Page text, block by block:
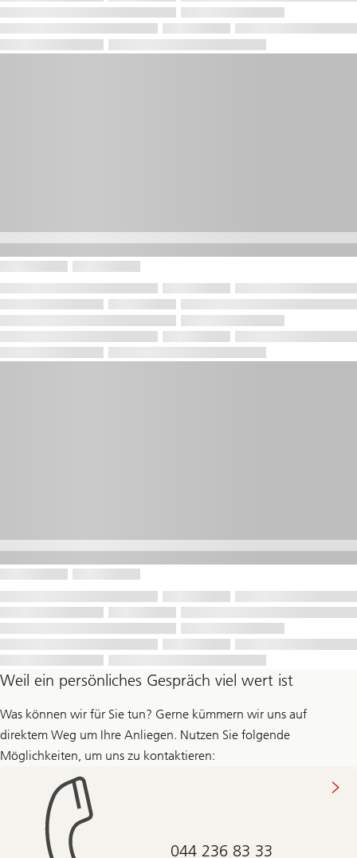
Weil ein persönliches Gespräch viel wert ist
Was können wir für Sie tun? Gerne kümmern wir uns auf
direktem Weg um Ihre Anliegen. Nutzen Sie folgende
Möglichkeiten, um uns zu kontaktieren:
044 236 83 33